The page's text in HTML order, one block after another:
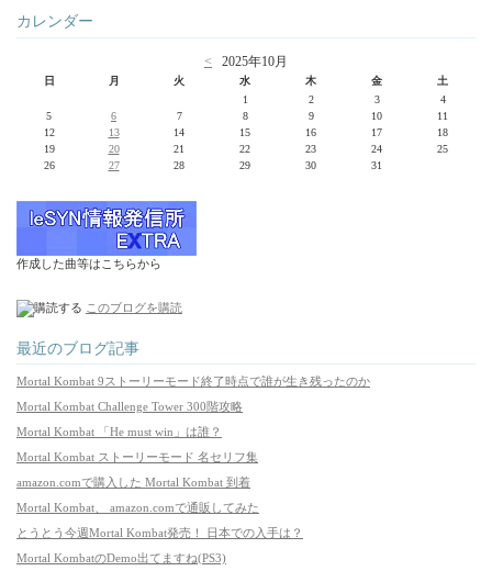
カレンダー
< 2025年10月
日 月 火 水 木 金
土
1
2 3
4
5
6 7 8 9 10
11
12
13 14 15 16 17
18
19
20 21 22 23 24
25
26
27 28 29 30 31
作成した曲等はこちらから
このブログを購読
最近のブログ記事
Mortal Kombat 9ストーリーモード終了時点で誰が生き残ったのか
Mortal Kombat Challenge Tower 300階攻略
Mortal Kombat 「He must win」は誰？
Mortal Kombat ストーリーモード 名セリフ集
amazon.comで購入した Mortal Kombat 到着
Mortal Kombat、 amazon.comで通販してみた
とうとう今週Mortal Kombat発売！ 日本での入手は？
Mortal KombatのDemo出てますね(PS3)